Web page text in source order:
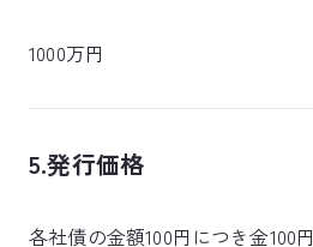
1000万円
5.発行価格
各社債の金額100円につき金100円